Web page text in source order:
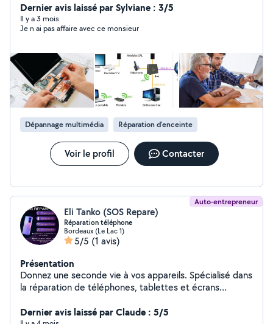
Dernier avis laissé par Sylviane : 3/5
Il y a 3 mois
Je n ai pas affaire avec ce monsieur
Dépannage multimédia Réparation d'enceinte
Voir le profil Contacter
Auto-entrepreneur
Eli Tanko (SOS Repare)
Réparation téléphone
Bordeaux (Le Lac 1)
5/5 (1 avis)
Présentation
Donnez une seconde vie à vos appareils. Spécialisé dans
la réparation de téléphones, tablettes et écrans
pannes : écran cassé, batterie usée ou
Dernier avis laissé par Claude : 5/5